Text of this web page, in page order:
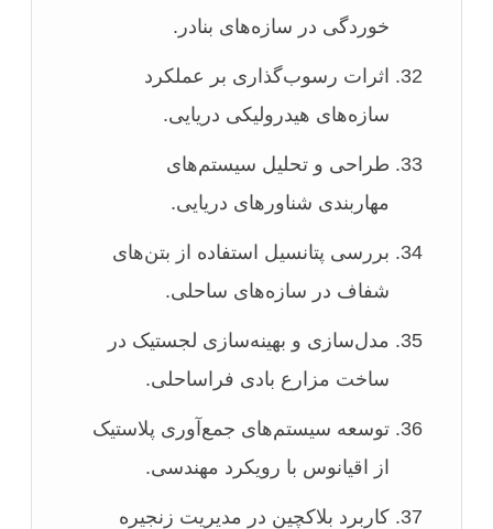
خوردگی در سازه‌های بنادر.
اثرات رسوب‌گذاری بر عملکرد
سازه‌های هیدرولیکی دریایی.
طراحی و تحلیل سیستم‌های
مهاربندی شناورهای دریایی.
بررسی پتانسیل استفاده از بتن‌های
شفاف در سازه‌های ساحلی.
مدل‌سازی و بهینه‌سازی لجستیک در
ساخت مزارع بادی فراساحلی.
توسعه سیستم‌های جمع‌آوری پلاستیک
از اقیانوس با رویکرد مهندسی.
کاربرد بلاکچین در مدیریت زنجیره